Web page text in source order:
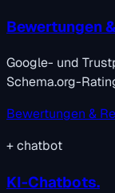
Bewertungen
Google- und
Schema.org-
Bewertungen &
+chatbot
KI-Chatbots.